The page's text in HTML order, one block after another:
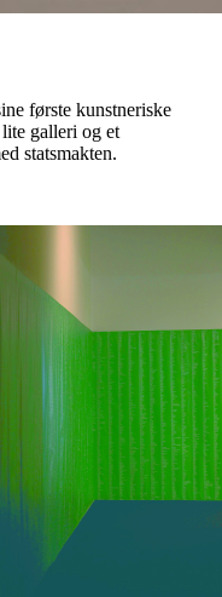
første kunstneriske
galleri og et
statsmakten.